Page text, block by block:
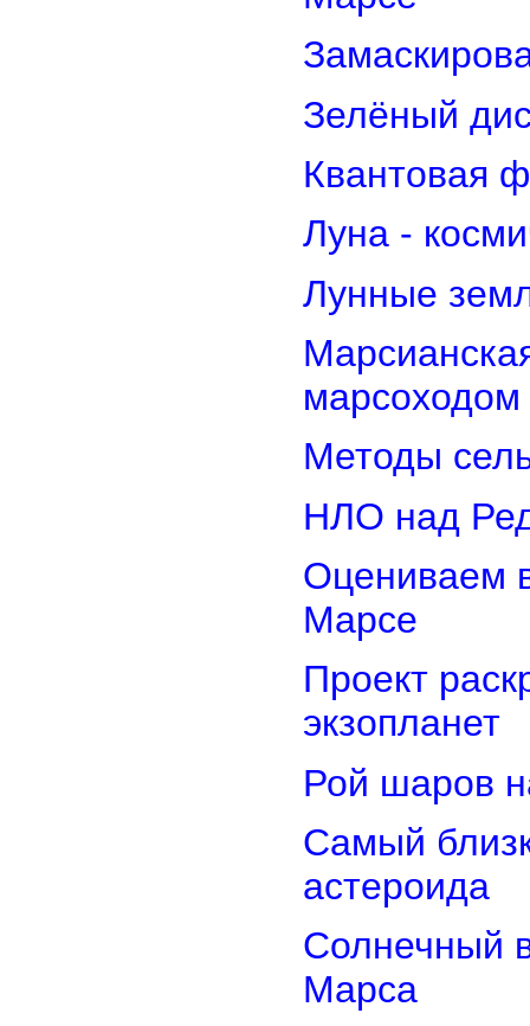
Зелёный
Квантовая
Луна -
Лунные
марсоходом
Методы
НЛО над
Оцениваем
Марсе
Проект
экзопланет
Рой шаров
Самый
астероида
Солнечный
Марса